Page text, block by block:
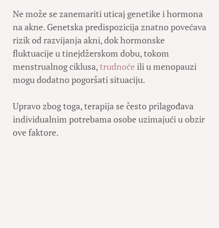
Ne može se zanemariti uticaj genetike i hormona
na akne. Genetska predispozicija znatno povećava
rizik od razvijanja akni, dok hormonske
fluktuacije u tinejdžerskom dobu, tokom
menstrualnog ciklusa,trudnoće ili u menopauzi
mogu dodatno pogoršati situaciju.
Upravo zbog toga, terapija se često prilagođava
individualnim potrebama osobe uzimajući u obzir
ove faktore.